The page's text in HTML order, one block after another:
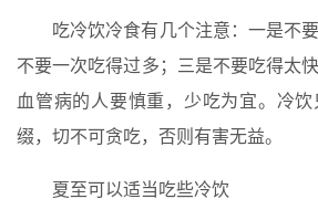
免
办
卡
吃冷饮冷食有几个注意：一是不
不要一次吃得过多；三是不要吃得太
血管病的人要慎重，少吃为宜。冷
缀，切不可贪吃，否则有害无益。
夏至可以适当吃些冷饮